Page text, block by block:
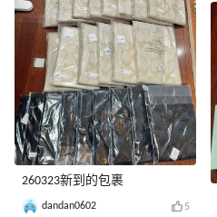
260323新到的包裹
dandan0602 5